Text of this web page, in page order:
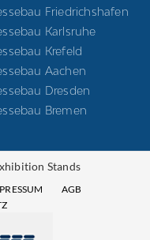
Friedrichshafen
Karlsruhe
Krefeld
Aachen
Dresden
Bremen
Stands
AGB